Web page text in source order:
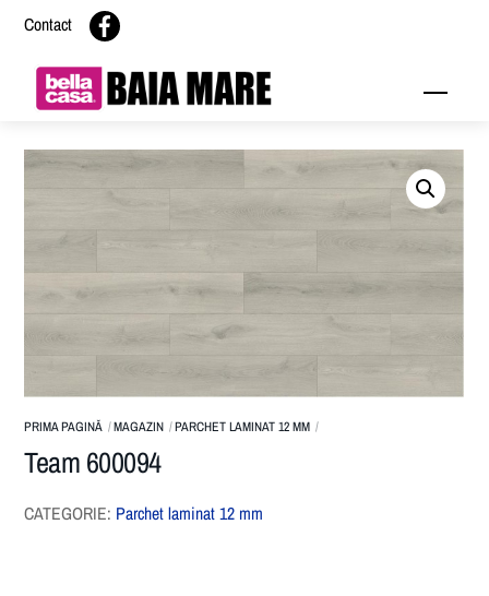
Skip
content
Contact
Menu
PRIMA PAGINĂ MAGAZIN PARCHET LAMINAT 12 MM
Team 600094
CATEGORIE: Parchet laminat 12 mm